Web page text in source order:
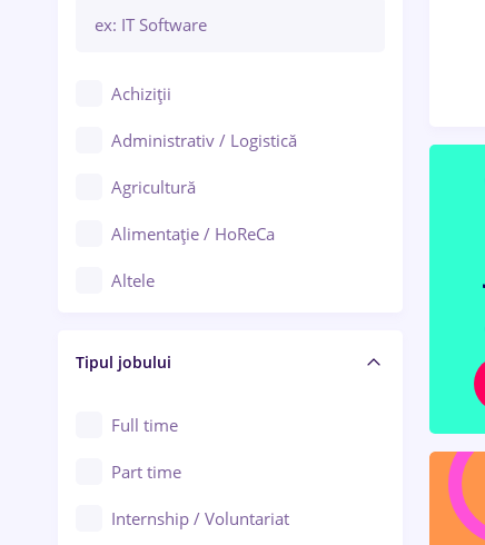
Bacău
Galați (Galați)
Ploiești
Arad
Baia Mare
Bârlad
Achiziții
Administrativ / Logistică
Agricultură
Alimentație / HoReCa
Altele
Asigurări
Au pair / Babysitter / Curățenie
Audit / Consultanță
Auto / Echipamente
Tipul jobului
Full time
Part time
Internship / Voluntariat